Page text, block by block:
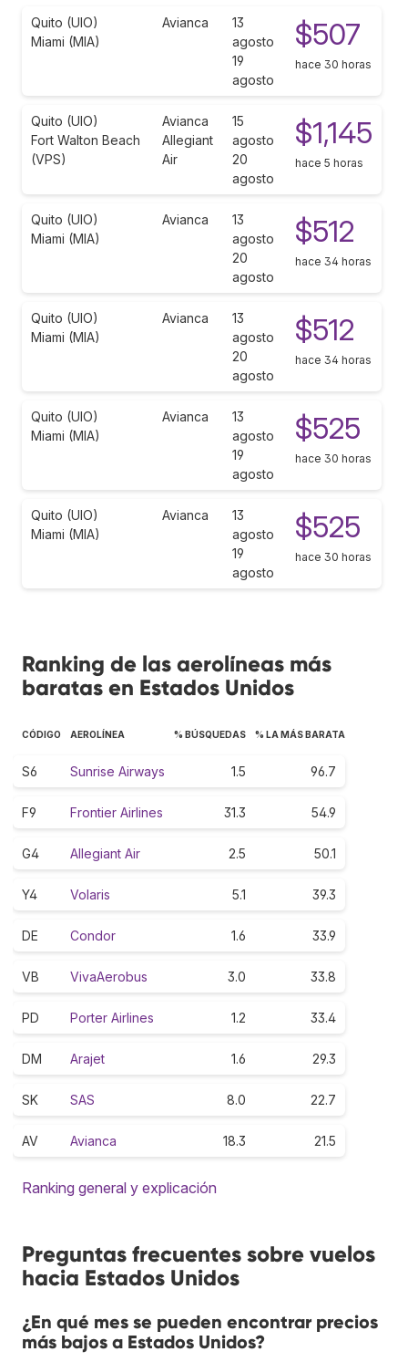
Quito (UIO)
Miami (MIA)
Avianca
13
agosto
19
agosto
$507
hace 30 horas
Quito (UIO)
Fort Walton Beach
(VPS)
Avianca
Allegiant
Air
15
agosto
20
agosto
$1,145
hace 5 horas
Quito (UIO)
Miami (MIA)
Avianca
13
agosto
20
agosto
$512
hace 34 horas
Quito (UIO)
Miami (MIA)
Avianca
13
agosto
20
agosto
$512
hace 34 horas
Quito (UIO)
Miami (MIA)
Avianca
13
agosto
19
agosto
$525
hace 30 horas
Quito (UIO)
Miami (MIA)
Avianca
13
agosto
19
agosto
$525
hace 30 horas
Ranking de las aerolíneas más
baratas en Estados Unidos
CÓDIGO AEROLÍNEA % BÚSQUEDAS % LA MÁS BARATA
S6 Sunrise Airways 1.5 96.7
F9 Frontier Airlines 31.3 54.9
G4 Allegiant Air 2.5 50.1
Y4 Volaris 5.1 39.3
DE Condor 1.6 33.9
VB VivaAerobus 3.0 33.8
PD Porter Airlines 1.2 33.4
DM Arajet 1.6 29.3
SK SAS 8.0 22.7
AV Avianca 18.3 21.5
Ranking general y explicación
Preguntas frecuentes sobre vuelos
hacia Estados Unidos
¿En qué mes se pueden encontrar precios
más bajos a Estados Unidos?